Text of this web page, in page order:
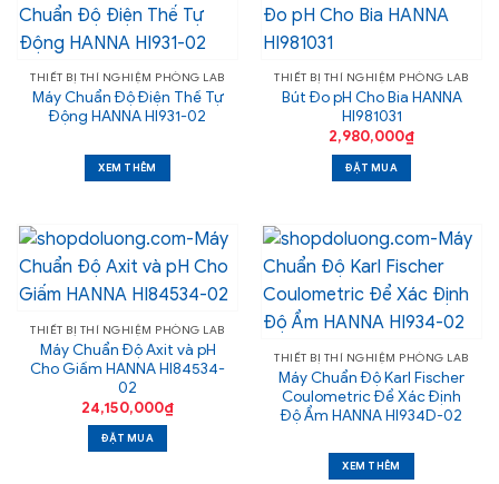
THIẾT BỊ THÍ NGHIỆM PHÒNG LAB
Máy Chuẩn Độ Điện Thế Tự
Động HANNA HI931-02
XEM THÊM
THIẾT BỊ THÍ NGHIỆM PHÒNG LAB
Bút Đo pH Cho Bia HANNA
HI981031
2,980,000₫
ĐẶT MUA
THIẾT BỊ THÍ NGHIỆM PHÒNG LAB
Máy Chuẩn Độ Axit và pH
Cho Giấm HANNA HI84534-
02
24,150,000₫
ĐẶT MUA
THIẾT BỊ THÍ NGHIỆM PHÒNG LAB
Máy Chuẩn Độ Karl Fischer
Coulometric Để Xác Định
Độ Ẩm HANNA HI934D-02
XEM THÊM